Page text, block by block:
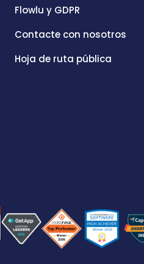
Flowlu y GDPR
Contacte con nosotros
Hoja de ruta pública